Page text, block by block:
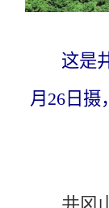
这是
月26日摄
井冈山